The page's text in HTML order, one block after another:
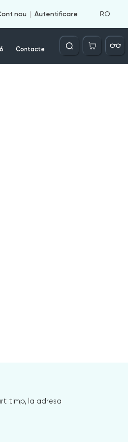
nou Autentificare RO
Contacte
Căutare
timp, la adresa